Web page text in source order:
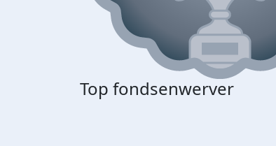
Top fondsenwerver